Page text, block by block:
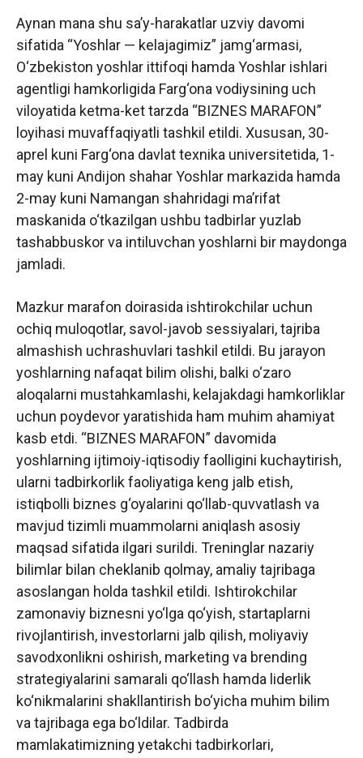
Aynan mana shu sa’y-harakatlar uzviy davomi
sifatida “Yoshlar — kelajagimiz” jamg‘armasi,
O‘zbekiston yoshlar ittifoqi hamda Yoshlar ishlari
agentligi hamkorligida Farg‘ona vodiysining uch
viloyatida ketma-ket tarzda “BIZNES MARAFON”
loyihasi muvaffaqiyatli tashkil etildi. Xususan, 30-
aprel kuni Farg‘ona davlat texnika universitetida, 1-
may kuni Andijon shahar Yoshlar markazida hamda
2-may kuni Namangan shahridagi ma’rifat
maskanida o‘tkazilgan ushbu tadbirlar yuzlab
tashabbuskor va intiluvchan yoshlarni bir maydonga
jamladi.
Mazkur marafon doirasida ishtirokchilar uchun
ochiq muloqotlar, savol-javob sessiyalari, tajriba
almashish uchrashuvlari tashkil etildi. Bu jarayon
yoshlarning nafaqat bilim olishi, balki o‘zaro
aloqalarni mustahkamlashi, kelajakdagi hamkorliklar
uchun poydevor yaratishida ham muhim ahamiyat
kasb etdi. “BIZNES MARAFON” davomida
yoshlarning ijtimoiy-iqtisodiy faolligini kuchaytirish,
ularni tadbirkorlik faoliyatiga keng jalb etish,
istiqbolli biznes g‘oyalarini qo‘llab-quvvatlash va
mavjud tizimli muammolarni aniqlash asosiy
maqsad sifatida ilgari surildi. Treninglar nazariy
bilimlar bilan cheklanib qolmay, amaliy tajribaga
asoslangan holda tashkil etildi. Ishtirokchilar
zamonaviy biznesni yo‘lga qo‘yish, startaplarni
rivojlantirish, investorlarni jalb qilish, moliyaviy
savodxonlikni oshirish, marketing va brending
strategiyalarini samarali qo‘llash hamda liderlik
ko‘nikmalarini shakllantirish bo‘yicha muhim bilim
va tajribaga ega bo‘ldilar. Tadbirda
mamlakatimizning yetakchi tadbirkorlari,